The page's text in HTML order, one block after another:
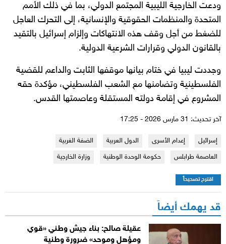
ودعت الخارجية الليبية المجتمع الدولي، بما في ذلك الأمم
المتحدة والمنظمات الحقوقية والإنسانية، إلى التحرك العاجل
للضغط من أجل وقف هذه الانتهاكات وإلزام إسرائيل بالتقيد
بالقانون الدولي وقرارات الشرعية الدولية.
وجددت ليبيا في ختام بيانها موقفها الثابت والداعم للقضية
الفلسطينية وتضامنها مع الشعب الفلسطيني، مؤكدة حقه
المشروع في إقامة دولته المستقلة وعاصمتها القدس.
آخر تحديث: 31 مارس 2026 - 17:25
إسرائيل إعدام الأسرى الدول العربية
الضفة الغربية
العاصمة طرابلس
حكومة الوحدة الوطنية وزارة الخارجية
اقترح تصحيحاً
قد يهمك أيضاً
عقيلة صالح: بناء جيش وطني «قوي
ومؤهل وموحد» ضرورة وطنية